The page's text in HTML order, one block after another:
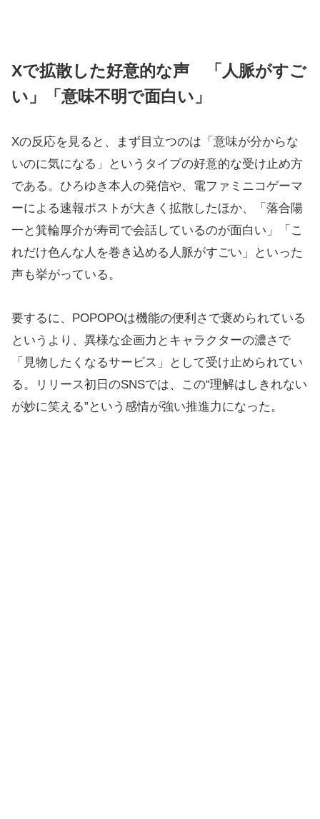
Xで拡散した好意的な声 「人脈がすご
い」「意味不明で面白い」
Xの反応を見ると、まず目立つのは「意味が分からな
いのに気になる」というタイプの好意的な受け止め方
である。ひろゆき本人の発信や、電ファミニコゲーマ
ーによる速報ポストが大きく拡散したほか、「落合陽
一と箕輪厚介が寿司で会話しているのが面白い」「こ
れだけ色んな人を巻き込める人脈がすごい」といった
声も挙がっている。
要するに、POPOPOは機能の便利さで褒められている
というより、異様な企画力とキャラクターの濃さで
「見物したくなるサービス」として受け止められてい
る。リリース初日のSNSでは、この“理解はしきれない
が妙に笑える”という感情が強い推進力になった。